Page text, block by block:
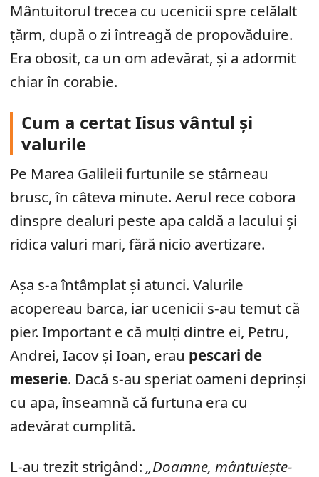
Mântuitorul trecea cu ucenicii spre celălalt
țărm, după o zi întreagă de propovăduire.
Era obosit, ca un om adevărat, și a adormit
chiar în corabie.
Cum a certat Iisus vântul și
valurile
Pe Marea Galileii furtunile se stârneau
brusc, în câteva minute. Aerul rece cobora
dinspre dealuri peste apa caldă a lacului și
ridica valuri mari, fără nicio avertizare.
Așa s-a întâmplat și atunci. Valurile
acopereau barca, iar ucenicii s-au temut că
pier. Important e că mulți dintre ei, Petru,
Andrei, Iacov și Ioan, erau pescari de
meserie. Dacă s-au speriat oameni deprinși
cu apa, înseamnă că furtuna era cu
adevărat cumplită.
L-au trezit strigând: „Doamne, mântuiește-